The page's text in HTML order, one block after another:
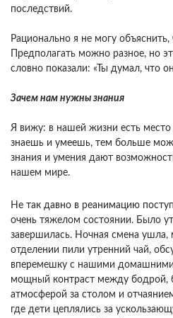
последствий.
Рационально я не могу
Предполагать можно разное, но
словно показали: «Ты думал, что
Зачем нам нужны знания
Я вижу: в нашей жизни есть
знаешь и умеешь, тем больше
знания и умения дают
нашем мире.
Не так давно в реанимацию
очень тяжелом состоянии. Было
завершилась. Ночная смена
отделении пили утренний чай,
вперемешку с нашими
мощный контраст между бодрой,
атмосферой за столом и
где дети цеплялись за